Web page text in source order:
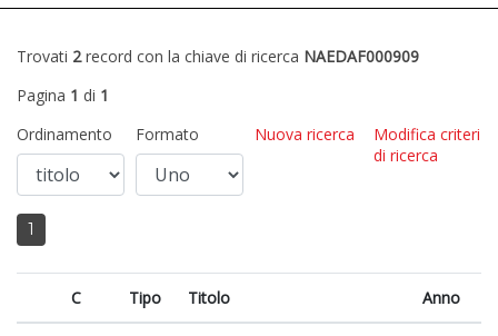
Trovati 2record con la chiave di ricerca NAEDAF000909
Pagina 1 di 1
Ordinamento
Formato Nuova ricerca
Modifica criteri
di ricerca
1
C Tipo Titolo Anno